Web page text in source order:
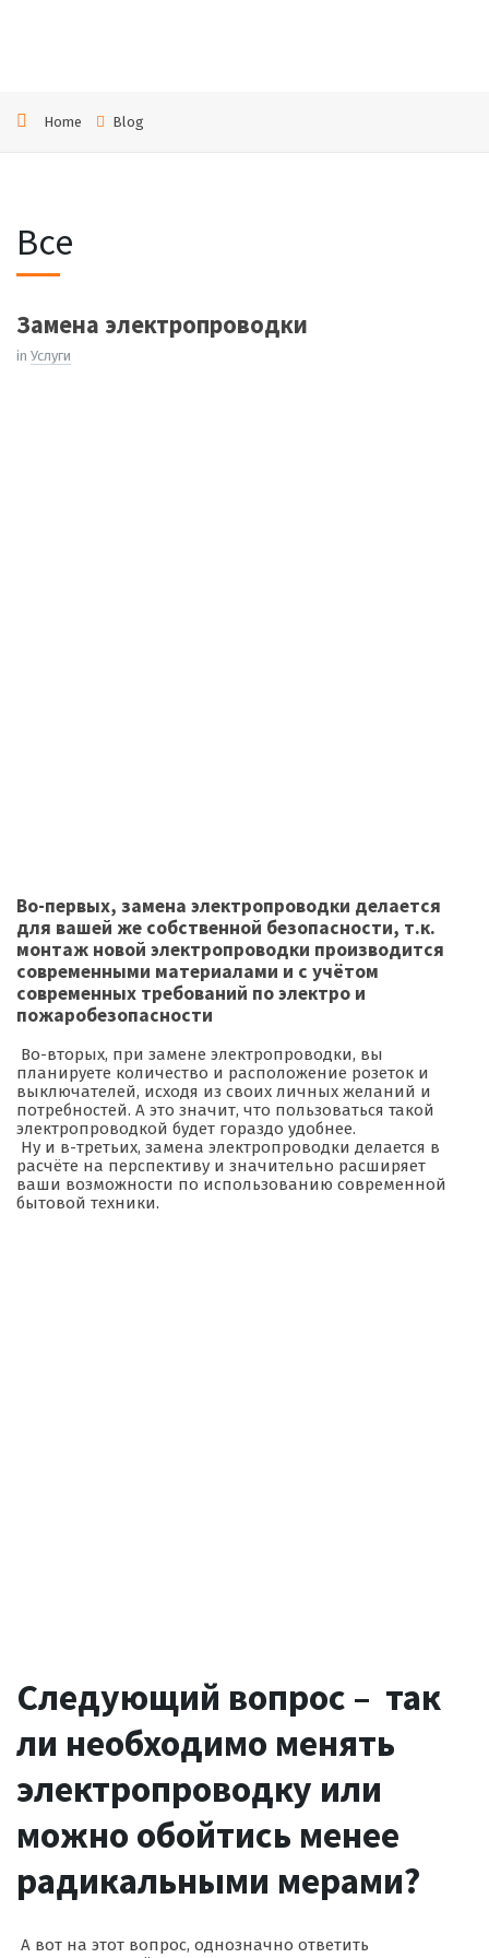
Home Blog
Все
Замена электропроводки
in Услуги
Во-первых, замена электропроводки делается
для вашей же собственной безопасности, т.к.
монтаж новой электропроводки производится
современными материалами и с учётом
современных требований по электро и
пожаробезопасности
Во-вторых, при замене электропроводки, вы
планируете количество и расположение розеток и
выключателей, исходя из своих личных желаний и
потребностей. А это значит, что пользоваться такой
электропроводкой будет гораздо удобнее.
Ну и в-третьих, замена электропроводки делается в
расчёте на перспективу и значительно расширяет
ваши возможности по использованию современной
бытовой техники.
Следующий вопрос – так
ли необходимо менять
электропроводку или
можно обойтись менее
радикальными мерами?
А вот на этот вопрос, однозначно ответить